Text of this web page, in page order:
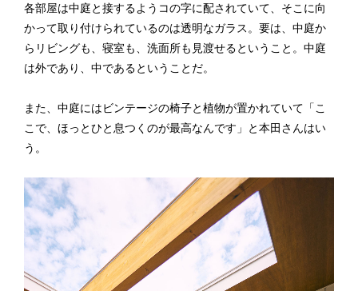
各部屋は中庭と接するようコの字に配されていて、そこに向
かって取り付けられているのは透明なガラス。要は、中庭か
らリビングも、寝室も、洗面所も見渡せるということ。中庭
は外であり、中であるということだ。
また、中庭にはビンテージの椅子と植物が置かれていて「こ
こで、ほっとひと息つくのが最高なんです」と本田さんはい
う。